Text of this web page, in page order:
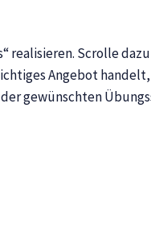
realisieren. Scrolle
Angebot
gewünschten